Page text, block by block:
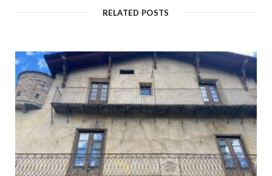
RELATED POSTS